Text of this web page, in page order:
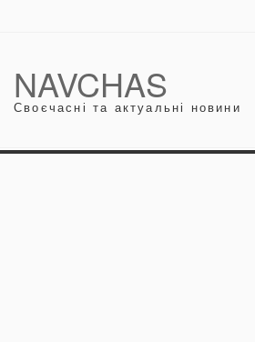
NAVCHAS
Своєчасні та актуальні новини